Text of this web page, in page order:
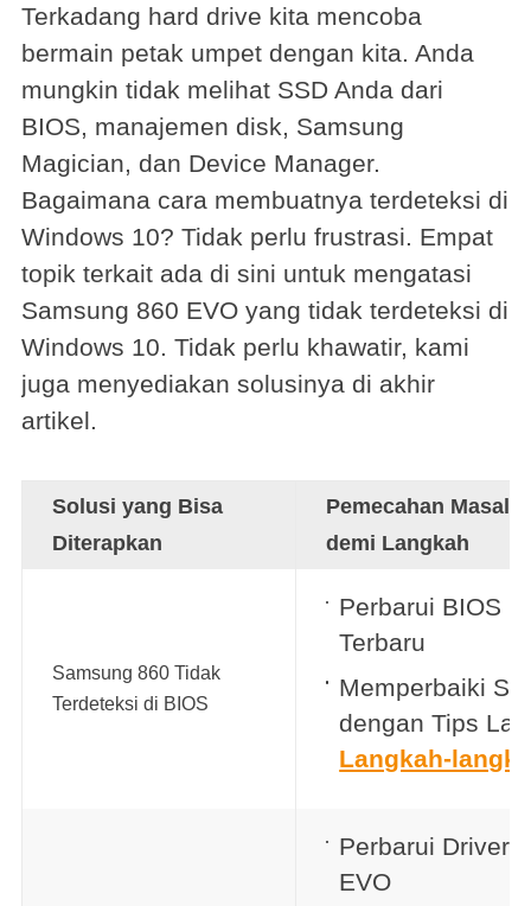
Terkadang hard drive kita mencoba
bermain petak umpet dengan kita. Anda
mungkin tidak melihat SSD Anda dari
BIOS, manajemen disk, Samsung
Magician, dan Device Manager.
Bagaimana cara membuatnya terdeteksi di
Windows 10? Tidak perlu frustrasi. Empat
topik terkait ada di sini untuk mengatasi
Samsung 860 EVO yang tidak terdeteksi di
Windows 10. Tidak perlu khawatir, kami
juga menyediakan solusinya di akhir
artikel.
Solusi yang Bisa
Diterapkan
Pemecahan
demi Langkah
Samsung 860 Tidak
Terdeteksi di BIOS
Perbarui BIOS
Terbaru
Memperbaiki
dengan Tips
Langkah-
Perbarui Driver
EVO